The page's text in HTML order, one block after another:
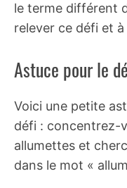
le terme différent
relever ce défi et
Astuce pour le
Voici une petite
défi : concentrez-
allumettes et
dans le mot «